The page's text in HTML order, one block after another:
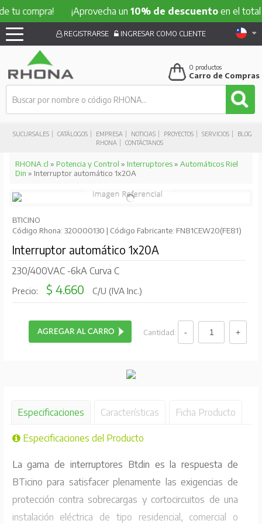
¡Aprovecha un10% de descuentoen el total de tu
SUCURSALES CATÁLOGOS EMPRESA NOTICIAS PROYECTOS SERVICIOS
BLOG
RHONA
CONTÁCTANOS
REGISTRARSE INGRESAR COMO CLIENTE
0 productos
Carro de Compras
RHONA.cl » Potencia y Control » Interruptores» Automáticos Riel
Din » Interruptor automático 1x20A
BTICINO
Código Rhona: 320000130 | Código Fabricante: FN81CEW20(FE81)
Interruptor automático 1x20A
230/400VAC -6kA Curva C
Precio: $ 4.660 C/U (IVA Inc.)
Cantidad:
Especificaciones Características Ficha Producto
Especificaciones del Producto
La gama de interruptores Btdin es la respuesta de
BTicino para satisfacer plenamente las exigencias de
protección contra sobrecargas y cortocircuitos de una
instalación eléctrica de tipo residencial, comercial o